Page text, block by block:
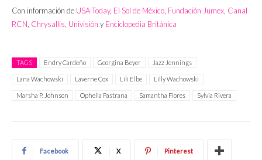
Con información de USA Today, El Sol de México Fundación Jumex Canal
RCN Chrysallis Univisión y Enciclopedia Británica
TAGS Endry Cardeño Georgina Beyer Jazz Jennings
Lana Wachowski Laverne Cox Lili Elbe Lilly Wachowski
Marsha P. Johnson Ophelia Pastrana Samantha Flores Sylvia Rivera
Facebook X Pinterest